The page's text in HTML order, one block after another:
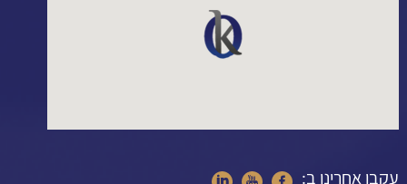
עקבו אחרינו ב: